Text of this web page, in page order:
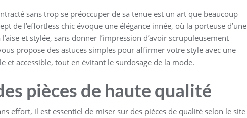
sans trop se préoccuper de sa tenue est un art que beaucoup
de l’effortless chic évoque une élégance innée, où la porteuse d’une
et stylée, sans donner l’impression d’avoir scrupuleusement
propose des astuces simples pour affirmer votre style avec une
et accessible, tout en évitant le surdosage de la mode.
pièces de haute qualité
effort, il est essentiel de miser sur des pièces de qualité selon le site